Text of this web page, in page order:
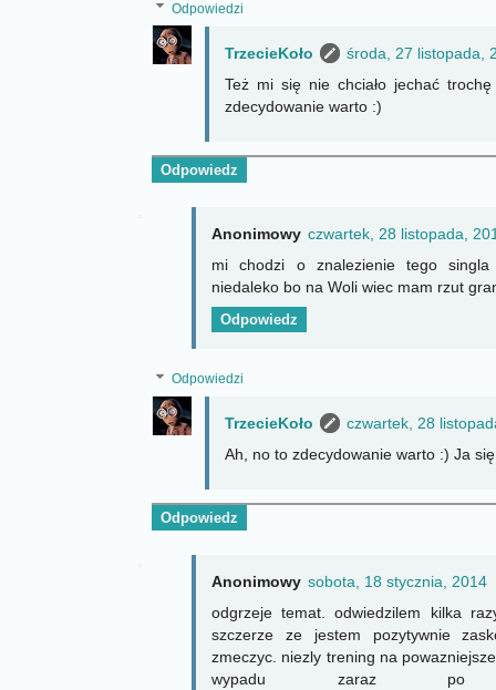
Odpowiedzi
TrzecieKoło
środa, 27 listopada,
Też mi się nie chciało jechać
zdecydowanie warto :)
Odpowiedz
Anonimowy czwartek, 28 listopada,
mi chodzi o znalezienie tego
niedaleko bo na Woli wiec mam rzut
Odpowiedz
Odpowiedzi
TrzecieKoło
czwartek, 28
Ah, no to zdecydowanie warto :) Ja
Odpowiedz
Anonimowy sobota, 18 stycznia, 2014
odgrzeje temat. odwiedzilem kilka
szczerze ze jestem pozytywnie
zmeczyc. niezly trening na
wypadu zaraz po